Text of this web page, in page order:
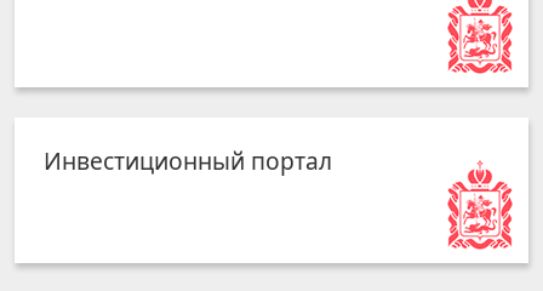
Услуга: записать ребенка в детский
сад